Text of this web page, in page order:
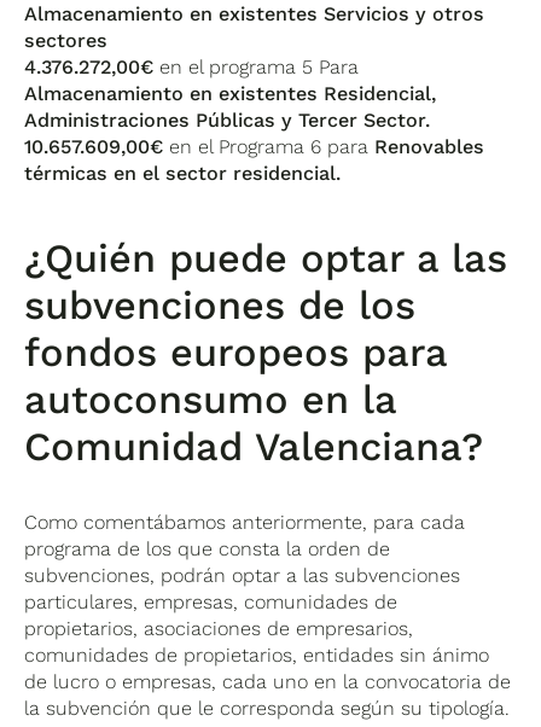
Almacenamiento en existentes Servicios y otros
sectores
4.376.272,00€ en el programa 5 Para
Almacenamiento en existentes Residencial,
Administraciones Públicas y Tercer Sector.
10.657.609,00€ en el Programa 6 para Renovables
térmicas en el sector residencial.
¿Quién puede optar a las
subvenciones de los
fondos europeos para
autoconsumo en la
Comunidad Valenciana?
Como comentábamos anteriormente, para cada
programa de los que consta la orden de
subvenciones, podrán optar a las subvenciones
particulares, empresas, comunidades de
propietarios, asociaciones de empresarios,
comunidades de propietarios, entidades sin ánimo
de lucro o empresas, cada uno en la convocatoria de
la subvención que le corresponda según su tipología.